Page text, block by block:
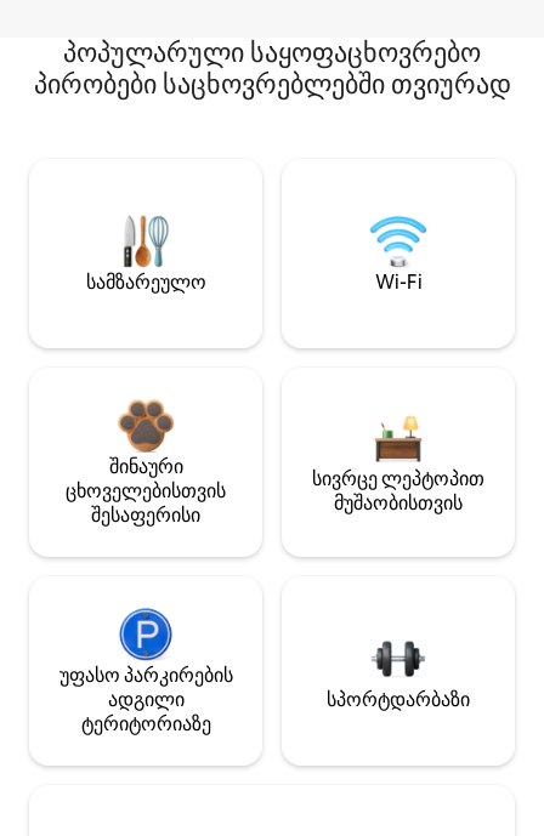
პოპულარული საყოფაცხოვრებო
პირობები საცხოვრებლებში თვიურად
სამზარეულო Wi-Fi
შინაური
ცხოველებისთვის
შესაფერისი
სივრცე ლეპტოპით
მუშაობისთვის
უფასო პარკირების
ადგილი
ტერიტორიაზე
სპორტდარბაზი